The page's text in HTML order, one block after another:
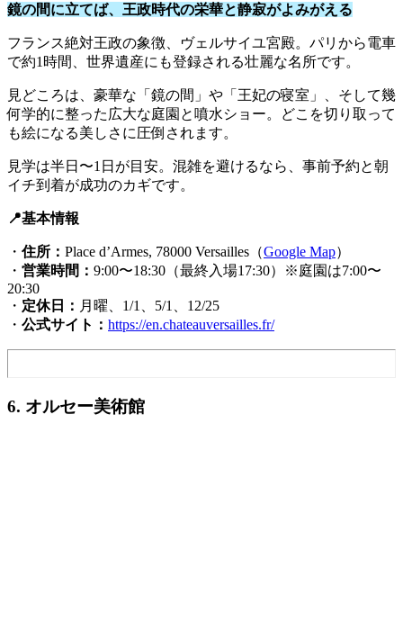
鏡の間に立てば、王政時代の栄華と静寂がよみがえる
フランス絶対王政の象徴、ヴェルサイユ宮殿。パリから電車
で約1時間、世界遺産にも登録される壮麗な名所です。
見どころは、豪華な「鏡の間」や「王妃の寝室」、そして幾
何学的に整った広大な庭園と噴水ショー。どこを切り取って
も絵になる美しさに圧倒されます。
見学は半日〜1日が目安。混雑を避けるなら、事前予約と朝
イチ到着が成功のカギです。
📍基本情報
・ 住所： Place d’Armes, 78000 Versailles（Google Map）
・ 営業時間： 9:00〜18:30（最終入場17:30）※庭園は7:00〜
20:30
・ 定休日： 月曜、1/1、5/1、12/25
・ 公式サイト： https://en.chateauversailles.fr/
6. オルセー美術館